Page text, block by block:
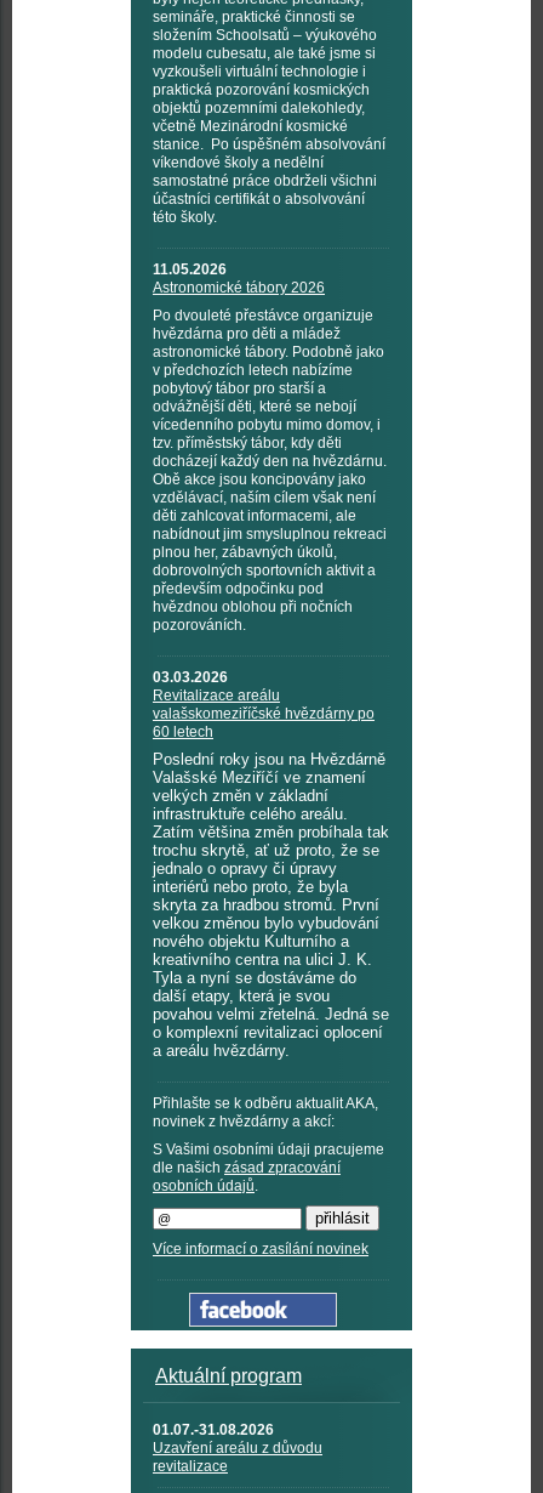
semináře, praktické činnosti se
složením Schoolsatů – výukového
modelu cubesatu, ale také jsme si
vyzkoušeli virtuální technologie i
praktická pozorování kosmických
objektů pozemními dalekohledy,
včetně Mezinárodní kosmické
stanice. Po úspěšném absolvování
víkendové školy a nedělní
samostatné práce obdrželi všichni
účastníci certifikát o absolvování
této školy.
11.05.2026
Astronomické tábory 2026
Po dvouleté přestávce organizuje
hvězdárna pro děti a mládež
astronomické tábory. Podobně jako
v předchozích letech nabízíme
pobytový tábor pro starší a
odvážnější děti, které se nebojí
vícedenního pobytu mimo domov, i
tzv. příměstský tábor, kdy děti
docházejí každý den na hvězdárnu.
Obě akce jsou koncipovány jako
vzdělávací, naším cílem však není
děti zahlcovat informacemi, ale
nabídnout jim smysluplnou rekreaci
plnou her, zábavných úkolů,
dobrovolných sportovních aktivit a
především odpočinku pod
hvězdnou oblohou při nočních
pozorováních.
03.03.2026
Revitalizace areálu
valašskomeziříčské hvězdárny po
60 letech
Poslední roky jsou na Hvězdárně
Valašské Meziříčí ve znamení
velkých změn v základní
infrastruktuře celého areálu.
Zatím většina změn probíhala tak
trochu skrytě, ať už proto, že se
jednalo o opravy či úpravy
interiérů nebo proto, že byla
skryta za hradbou stromů. První
velkou změnou bylo vybudování
nového objektu Kulturního a
kreativního centra na ulici J. K.
Tyla a nyní se dostáváme do
další etapy, která je svou
povahou velmi zřetelná. Jedná se
o komplexní revitalizaci oplocení
a areálu hvězdárny.
Přihlašte se k odběru aktualit AKA,
novinek z hvězdárny a akcí:
S Vašimi osobními údaji pracujeme
dle našich zásad zpracování
osobních údajů.
Více informací o zasílání novinek
Aktuální program
01.07.-31.08.2026
Uzavření areálu z důvodu
revitalizace